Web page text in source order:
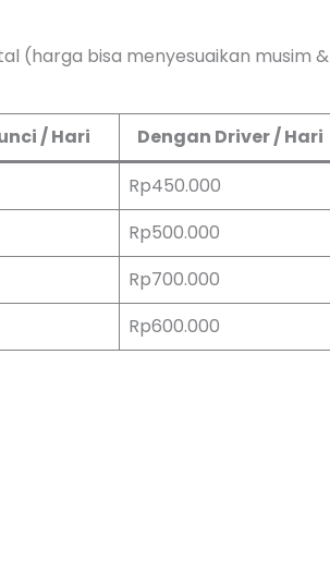
(harga bisa menyesuaikan musim &
/ Hari
Dengan Driver / Hari
Rp450.000
Rp500.000
Rp700.000
Rp600.000